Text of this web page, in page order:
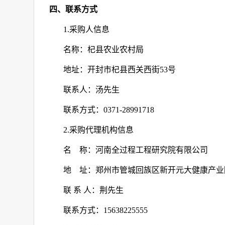
四、联系方式
1.采购人信息
名称：杞县农业农村局
地址：开封市杞县西关西街53号
联系人：汤先生
联系方式： 0371-28991718
2.采购代理机构信息
名 称：河南全过程工程研究院有限公司
地 址：郑州市管城回族区新开元大健康产业
联 系 人：荆先生
联系方式： 15638225555